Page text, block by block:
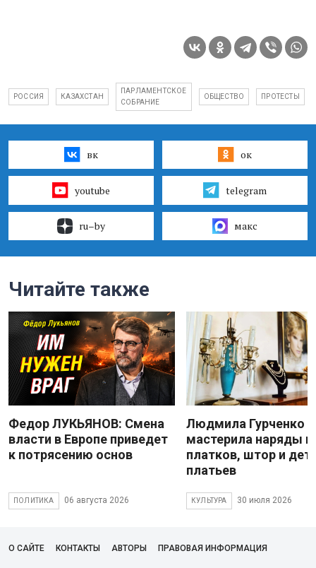
РОССИЯ КАЗАХСТАН
ПАРЛАМЕНТСКОЕ
СОБРАНИЕ
ОБЩЕСТВО ПРОТЕСТЫ
вк ок
youtube telegram
ru–by макс
Читайте также
Федор ЛУКЬЯНОВ: Смена
власти в Европе приведет
к потрясению основ
ПОЛИТИКА 06 августа 2026
Людмила Гурченко
мастерила наряды
платков, штор и
платьев
КУЛЬТУРА 30 июля 2026
О САЙТЕ КОНТАКТЫ АВТОРЫ ПРАВОВАЯ ИНФОРМАЦИЯ